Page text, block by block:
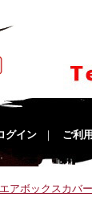
グイン ご利
エアボックスカバー